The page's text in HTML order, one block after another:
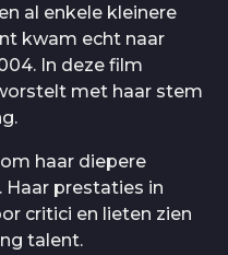
al enkele kleinere
kwam echt naar
In deze film
met haar stem
haar diepere
prestaties in
critici en lieten zien
talent.